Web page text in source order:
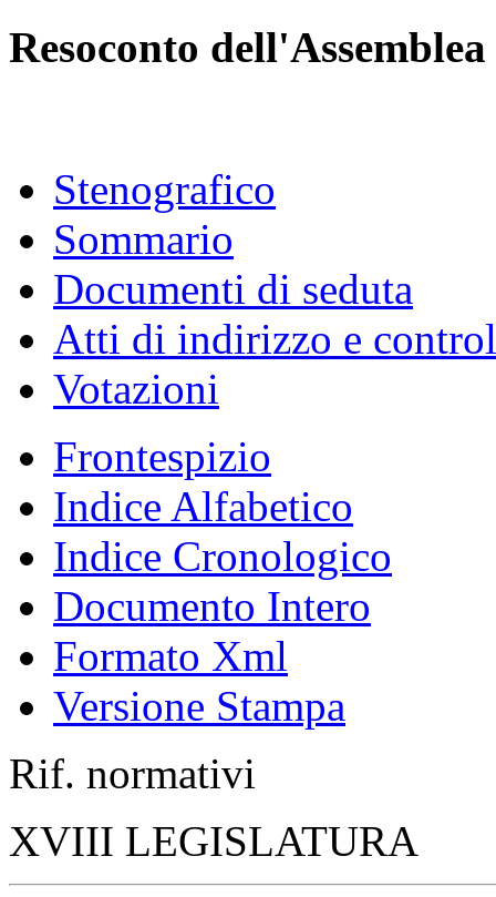
Resoconto dell'Assemblea
Stenografico
Sommario
Documenti di seduta
Atti di indirizzo e
Votazioni
Frontespizio
Indice Alfabetico
Indice Cronologico
Documento Intero
Formato Xml
Versione Stampa
Rif. normativi
XVIII LEGISLATURA